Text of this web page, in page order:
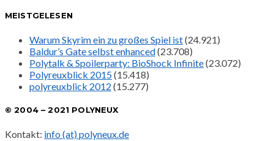
MEISTGELESEN
Warum Skyrim ein zu großes Spiel ist(24.921)
Baldur’s Gate selbst enhanced(23.708)
Polytalk & Spoilerparty: BioShock Infinite(23.072)
Polyreuxblick 2015(15.418)
polyreuxblick 2012 (15.277)
© 2004 – 2021 POLYNEUX
Kontakt: info (at) polyneux.de